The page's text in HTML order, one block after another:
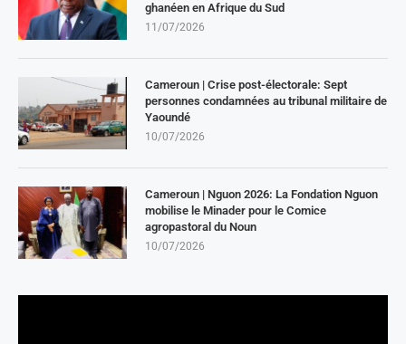
ghanéen en Afrique du Sud
11/07/2026
Cameroun | Crise post-électorale: Sept
personnes condamnées au tribunal militaire de
Yaoundé
10/07/2026
Cameroun | Nguon 2026: La Fondation Nguon
mobilise le Minader pour le Comice
agropastoral du Noun
10/07/2026